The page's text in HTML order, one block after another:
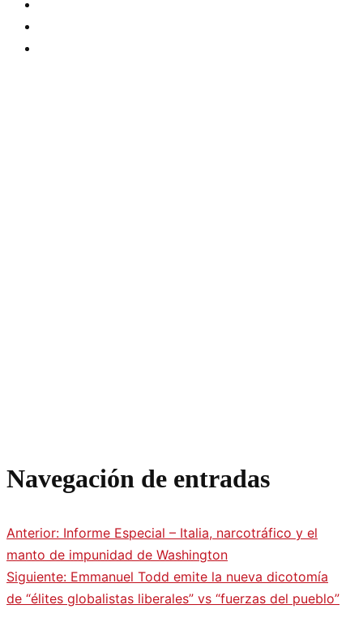
Navegación de entradas
Anterior: Informe Especial – Italia, narcotráfico y el
manto de impunidad de Washington
Siguiente: Emmanuel Todd emite la nueva dicotomía
de “élites globalistas liberales” vs “fuerzas del pueblo”